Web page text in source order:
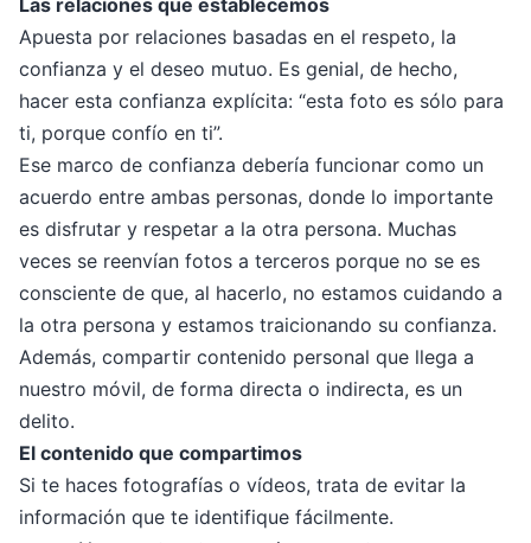
Las relaciones que establecemos
Apuesta por relaciones basadas en el respeto, la
confianza y el deseo mutuo. Es genial, de hecho,
hacer esta confianza explícita: “esta foto es sólo para
ti, porque confío en ti”.
Ese marco de confianza debería funcionar como un
acuerdo entre ambas personas, donde lo importante
es disfrutar y respetar a la otra persona. Muchas
veces se reenvían fotos a terceros porque no se es
consciente de que, al hacerlo, no estamos cuidando a
la otra persona y estamos traicionando su confianza.
Además, compartir contenido personal que llega a
nuestro móvil, de forma directa o indirecta, es un
delito.
El contenido que compartimos
Si te haces fotografías o vídeos, trata de evitar la
información que te identifique fácilmente.